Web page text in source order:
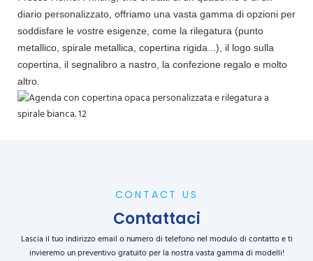
diario personalizzato, offriamo una vasta gamma di opzioni per
soddisfare le vostre esigenze, come la rilegatura (punto
metallico, spirale metallica, copertina rigida...), il logo sulla
copertina, il segnalibro a nastro, la confezione regalo e molto
altro.
CONTACT US
Contattaci
Lascia il tuo indirizzo email o numero di telefono nel modulo di contatto e ti
invieremo un preventivo gratuito per la nostra vasta gamma di modelli!